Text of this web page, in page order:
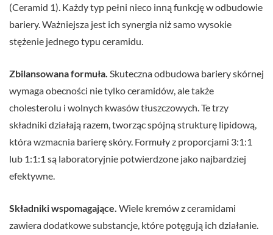
(Ceramid 1). Każdy typ pełni nieco inną funkcję w odbudowie
bariery. Ważniejsza jest ich synergia niż samo wysokie
stężenie jednego typu ceramidu.
Zbilansowana formuła. Skuteczna odbudowa bariery skórnej
wymaga obecności nie tylko ceramidów, ale także
cholesterolu i wolnych kwasów tłuszczowych. Te trzy
składniki działają razem, tworząc spójną strukturę lipidową,
która wzmacnia barierę skóry. Formuły z proporcjami 3:1:1
lub 1:1:1 są laboratoryjnie potwierdzone jako najbardziej
efektywne.
Składniki wspomagające. Wiele kremów z ceramidami
zawiera dodatkowe substancje, które potęgują ich działanie.